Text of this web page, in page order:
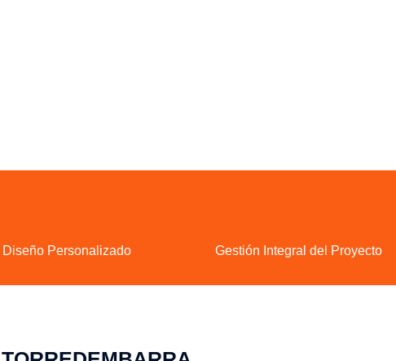
Diseño Personalizado Gestión Integral del Proyecto